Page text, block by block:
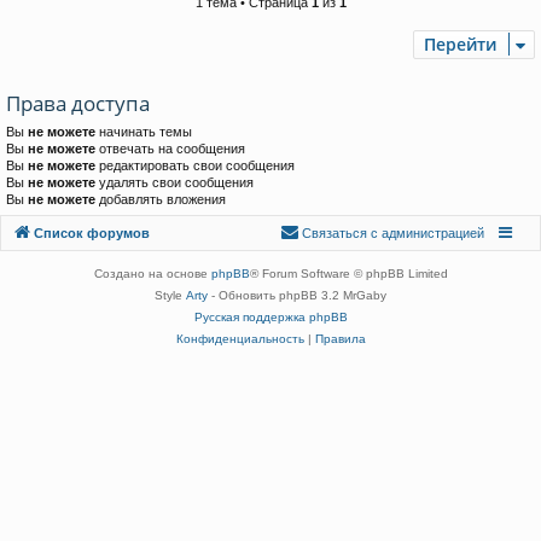
Перейти
Права доступа
Вы не можете начинать темы
Вы не можете отвечать на сообщения
Вы не можете редактировать свои сообщения
Вы не можете удалять свои сообщения
Вы не можете добавлять вложения
Список форумов
Связаться с
Связаться с администрацией
Создано на основе phpBB® Forum Software © phpBB Limited
Style Arty - Обновить phpBB 3.2 MrGaby
Русская поддержка phpBB
Конфиденциальность| Правила